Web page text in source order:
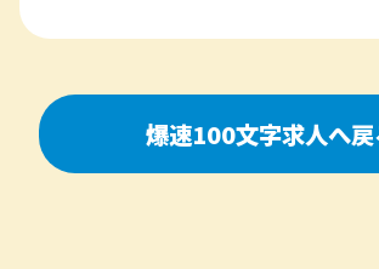
爆速100文字求人へ戻